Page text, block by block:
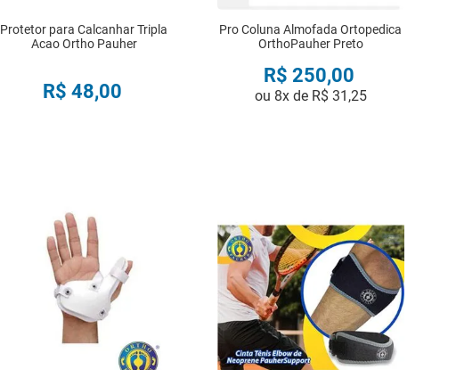
Protetor para Calcanhar Tripla
Acao Ortho Pauher
R$ 48,00
Pro Coluna Almofada Ortopedica
OrthoPauher Preto
R$ 250,00
ou 8x de R$ 31 ,25